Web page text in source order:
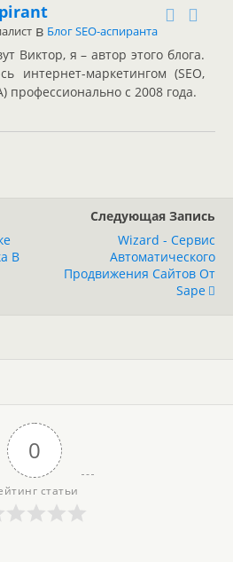
в Блог SEO-аспиранта
Виктор, я – автор этого блога.
интернет-маркетингом (SEO,
профессионально с 2008 года.
В
Следующая Запись
Wizard - Сервис
Автоматического
Продвижения Сайтов От
Sape
0
статьи